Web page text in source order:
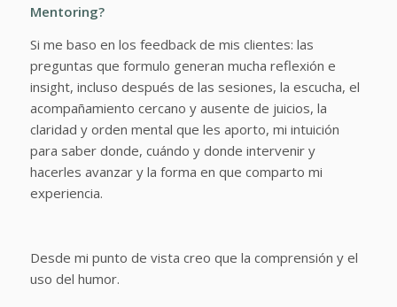
Mentoring?
Si me baso en los feedback de mis clientes: las
preguntas que formulo generan mucha reflexión e
insight, incluso después de las sesiones, la escucha, el
acompañamiento cercano y ausente de juicios, la
claridad y orden mental que les aporto, mi intuición
para saber donde, cuándo y donde intervenir y
hacerles avanzar y la forma en que comparto mi
experiencia.
Desde mi punto de vista creo que la comprensión y el
uso del humor.